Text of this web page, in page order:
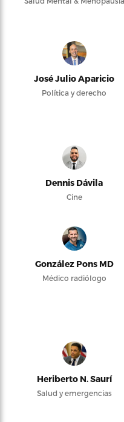
José Julio Aparicio
Política y derecho
Dennis Dávila
Cine
González Pons MD
Médico radiólogo
Heriberto N. Saurí
Salud y emergencias